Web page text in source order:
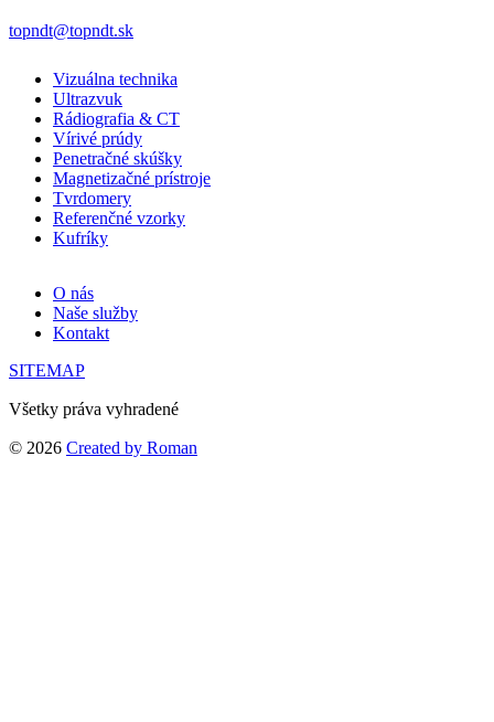
topndt@topndt.sk
Vizuálna technika
Ultrazvuk
Rádiografia & CT
Vírivé prúdy
Penetračné skúšky
Magnetizačné prístroje
Tvrdomery
Referenčné vzorky
Kufríky
O nás
Naše služby
Kontakt
SITEMAP
Všetky práva vyhradené
© 2026 Created by Roman